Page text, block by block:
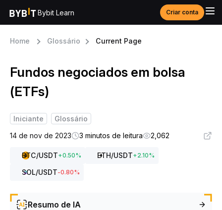
Bybit Learn Criar conta
Home Glossário Current Page
Fundos negociados em bolsa
(ETFs)
Iniciante
Glossário
14 de nov de 2023
3 minutos de leitura 2,062
BTC/USDT+0.50% ETH/USDT+2.10%
SOL/USDT-0.80%
Resumo de IA